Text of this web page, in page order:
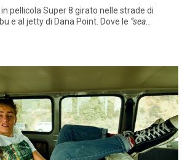
pellicola Super 8 girato nelle strade di
e al jetty di Dana Point. Dove le “sea..